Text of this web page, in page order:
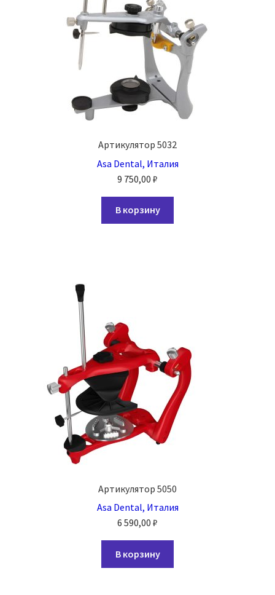
Артикулятор 5032
Asa Dental, Италия
9 750,00 ₽
В корзину
Артикулятор 5050
Asa Dental, Италия
6 590,00 ₽
В корзину